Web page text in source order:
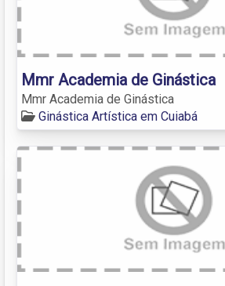
Mmr Academia de Ginástica
Mmr Academia de Ginástica
Ginástica Artística em Cuiabá